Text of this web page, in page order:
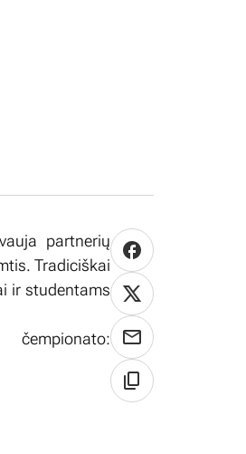
partnerių
Tradiciškai
ir studentams